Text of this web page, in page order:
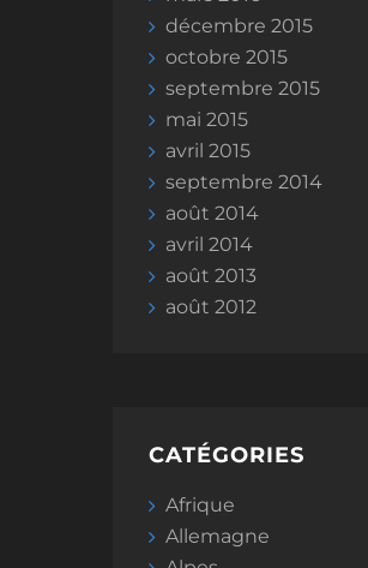
décembre 2015
octobre 2015
septembre 2015
mai 2015
avril 2015
septembre 2014
août 2014
avril 2014
août 2013
août 2012
CATÉGORIES
Afrique
Allemagne